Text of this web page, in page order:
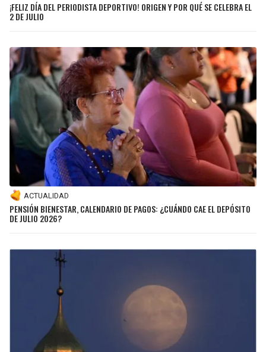
¡FELIZ DÍA DEL PERIODISTA DEPORTIVO! ORIGEN Y POR QUÉ SE CELEBRA EL
2 DE JULIO
ACTUALIDAD
PENSIÓN BIENESTAR, CALENDARIO DE PAGOS: ¿CUÁNDO CAE EL DEPÓSITO
DE JULIO 2026?